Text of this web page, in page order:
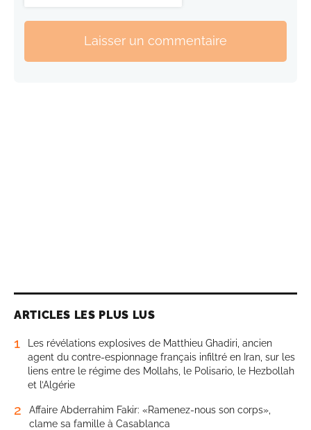
Laisser un commentaire
ARTICLES LES PLUS LUS
1
Les révélations explosives de Matthieu Ghadiri, ancien
agent du contre-espionnage français infiltré en Iran, sur les
liens entre le régime des Mollahs, le Polisario, le Hezbollah
et l’Algérie
2
Affaire Abderrahim Fakir: «Ramenez-nous son corps»,
clame sa famille à Casablanca